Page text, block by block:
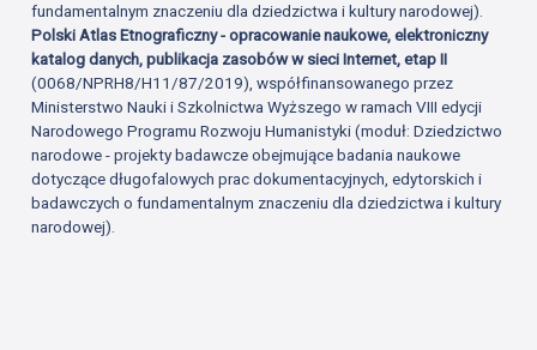
fundamentalnym znaczeniu dla dziedzictwa i kultury narodowej).
Polski Atlas Etnograficzny - opracowanie naukowe, elektroniczny
katalog danych, publikacja zasobów w sieci Internet, etap II
(0068/NPRH8/H11/87/2019), współfinansowanego przez
Ministerstwo Nauki i Szkolnictwa Wyższego w ramach VIII edycji
Narodowego Programu Rozwoju Humanistyki (moduł: Dziedzictwo
narodowe - projekty badawcze obejmujące badania naukowe
dotyczące długofalowych prac dokumentacyjnych, edytorskich i
badawczych o fundamentalnym znaczeniu dla dziedzictwa i kultury
narodowej).